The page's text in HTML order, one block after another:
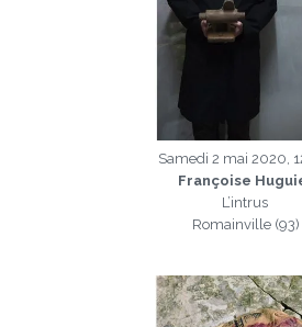
Samedi 2 mai 2020,
Françoise
L’intrus
Romainville (93)